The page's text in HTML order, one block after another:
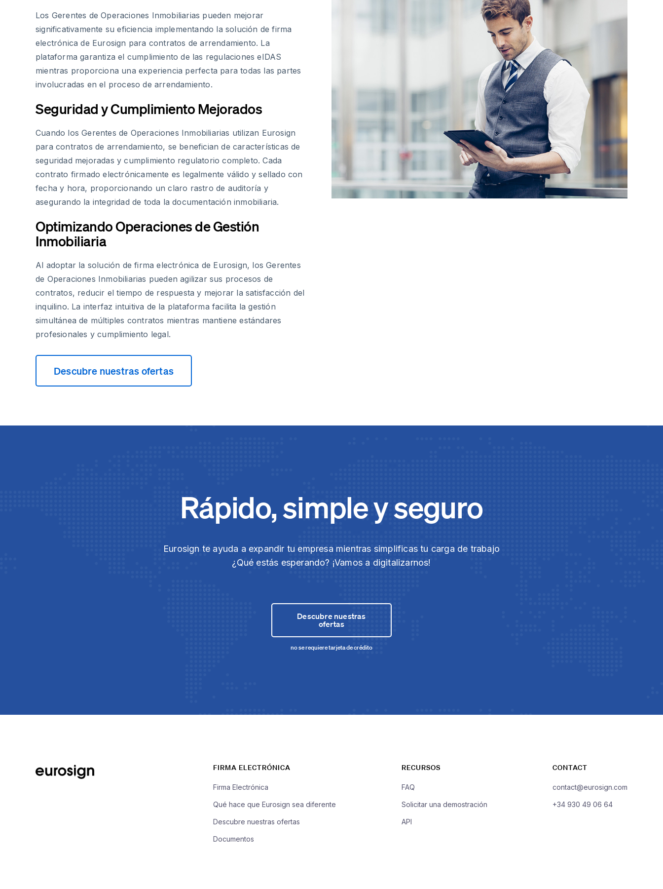
Los Gerentes de Operaciones Inmobiliarias pueden mejorar
significativamente su eficiencia implementando la solución de firma
electrónica de Eurosign para contratos de arrendamiento. La
plataforma garantiza el cumplimiento de las regulaciones eIDAS
mientras proporciona una experiencia perfecta para todas las partes
involucradas en el proceso de arrendamiento.
Seguridad y Cumplimiento Mejorados
Cuando los Gerentes de Operaciones Inmobiliarias utilizan Eurosign
para contratos de arrendamiento, se benefician de características de
seguridad mejoradas y cumplimiento regulatorio completo. Cada
contrato firmado electrónicamente es legalmente válido y sellado con
fecha y hora, proporcionando un claro rastro de auditoría y
asegurando la integridad de toda la documentación inmobiliaria.
Optimizando Operaciones de Gestión
Inmobiliaria
Al adoptar la solución de firma electrónica de Eurosign, los Gerentes
de Operaciones Inmobiliarias pueden agilizar sus procesos de
contratos, reducir el tiempo de respuesta y mejorar la satisfacción del
inquilino. La interfaz intuitiva de la plataforma facilita la gestión
simultánea de múltiples contratos mientras mantiene estándares
profesionales y cumplimiento legal.
Descubre nuestras ofertas
Rápido, simple y seguro
Eurosign te ayuda a expandir tu empresa mientras simplificas tu carga de trabajo
¿Qué estás esperando? ¡Vamos a digitalizarnos!
Descubre nuestras
ofertas
no se requiere tarjeta de crédito
FIRMA ELECTRÓNICA
Firma Electrónica
Qué hace que Eurosign sea diferente
Descubre nuestras ofertas
Documentos
RECURSOS
FAQ
Solicitar una demostración
API
CONTACT
contact@eurosign.com
+34 930 49 06 64